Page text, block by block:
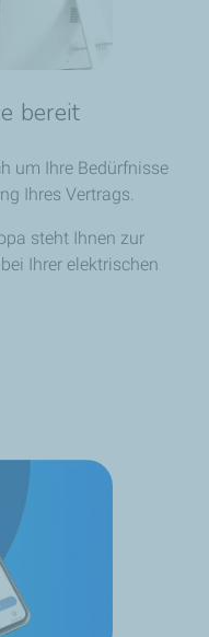
bereit
um Ihre Bedürfnisse
Ihres Vertrags.
steht Ihnen zur
Ihrer elektrischen